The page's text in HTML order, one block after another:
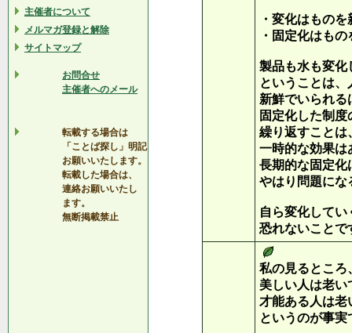
主催者について
メルマガ登録と解除
サイトマップ
お問合せ
主催者へのメール
転載する場合は
「ことば探し」明記
お願いいたします。
転載した場合は、
連絡お願いいたし
ます。
無断掲載禁止
・変化はもの
・固定化はも
製品も水も変化
ということは
新鮮でいられる
固定化した制
繰り返すことは
一時的な効果は
長期的な固定化
やはり問題にな
自ら変化してい
恐れないことで
私の見るところ
美しい人は老い
才能ある人は老
というのが事実